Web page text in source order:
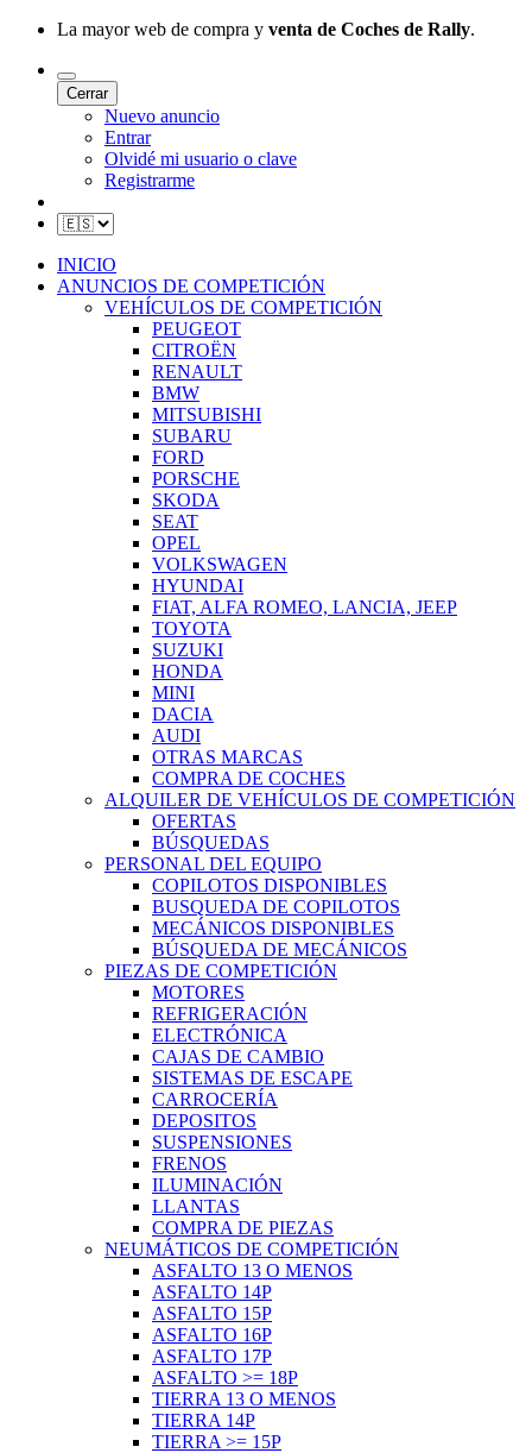
La mayor web de compra y venta de Coches de Rally.
Cerrar
Nuevo anuncio
Entrar
Olvidé mi usuario o clave
Registrarme
INICIO
ANUNCIOS DE COMPETICIÓN
VEHÍCULOS DE COMPETICIÓN
PEUGEOT
CITROËN
RENAULT
BMW
MITSUBISHI
SUBARU
FORD
PORSCHE
SKODA
SEAT
OPEL
VOLKSWAGEN
HYUNDAI
FIAT, ALFA ROMEO, LANCIA, JEEP
TOYOTA
SUZUKI
HONDA
MINI
DACIA
AUDI
OTRAS MARCAS
COMPRA DE COCHES
ALQUILER DE VEHÍCULOS DE COMPETICIÓN
OFERTAS
BÚSQUEDAS
PERSONAL DEL EQUIPO
COPILOTOS DISPONIBLES
BUSQUEDA DE COPILOTOS
MECÁNICOS DISPONIBLES
BÚSQUEDA DE MECÁNICOS
PIEZAS DE COMPETICIÓN
MOTORES
REFRIGERACIÓN
ELECTRÓNICA
CAJAS DE CAMBIO
SISTEMAS DE ESCAPE
CARROCERÍA
DEPOSITOS
SUSPENSIONES
FRENOS
ILUMINACIÓN
LLANTAS
COMPRA DE PIEZAS
NEUMÁTICOS DE COMPETICIÓN
ASFALTO 13 O MENOS
ASFALTO 14P
ASFALTO 15P
ASFALTO 16P
ASFALTO 17P
ASFALTO >= 18P
TIERRA 13 O MENOS
TIERRA 14P
TIERRA >= 15P